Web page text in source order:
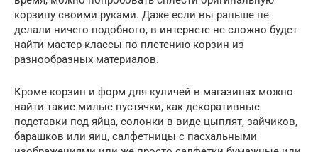
корзину своими руками. Даже если вы раньше не
делали ничего подобного, в интернете не сложно будет
найти мастер-классы по плетению корзин из
разнообразных материалов.
Кроме корзин и форм для куличей в магазинах можно
найти такие милые пустячки, как декоративные
подставки под яйца, солонки в виде цыплят, зайчиков,
барашков или яиц, салфетницы с пасхальными